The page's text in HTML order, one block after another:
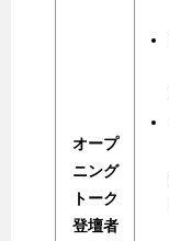
オープ
ニング
トーク
登壇者